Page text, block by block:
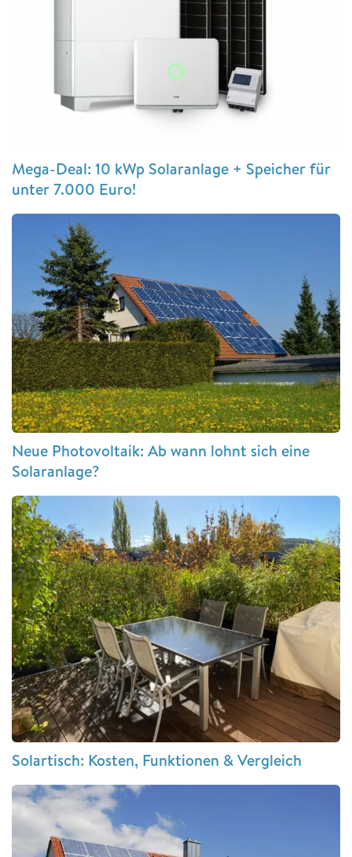
Mega-Deal: 10 kWp Solaranlage + Speicher für
unter 7.000 Euro!
Neue Photovoltaik: Ab wann lohnt sich eine
Solaranlage?
Solartisch: Kosten, Funktionen & Vergleich